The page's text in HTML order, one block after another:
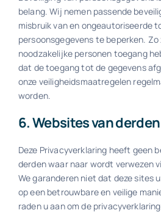
belang. Wij nemen passende
misbruik van en ongeautoriseerde
persoonsgegevens te beperken.
noodzakelijke personen toegang
dat de toegang tot de gegevens
onze veiligheidsmaatregelen
worden.
6. Websites van derden
Deze Privacyverklaring heeft geen
derden waar naar wordt verwezen
We garanderen niet dat deze sites
op een betrouwbare en veilige
raden u aan om de